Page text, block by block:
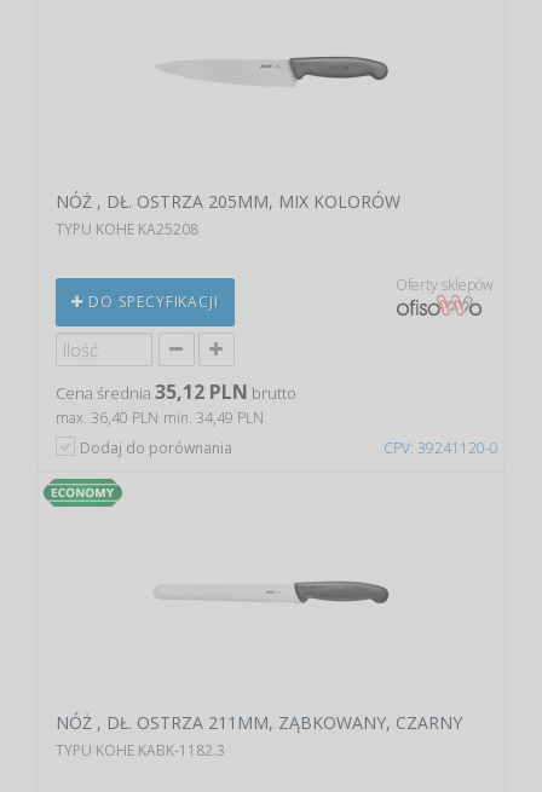
CPV: 39241120-0
NÓŻ , DŁ. OSTRZA 205MM, MIX KOLORÓW
TYPU KOHE KA25208
DO SPECYFIKACJI
Oferty sklepów
Cena średnia 35,12 PLN brutto
max. 36,40 PLN min. 34,49 PLN
Dodaj do porównania
NÓŻ , DŁ. OSTRZA 211MM, ZĄBKOWANY, CZARNY
TYPU KOHE KABK-1182.3